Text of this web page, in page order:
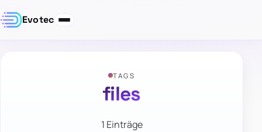
Evotec
TAGS
files
1 Einträge